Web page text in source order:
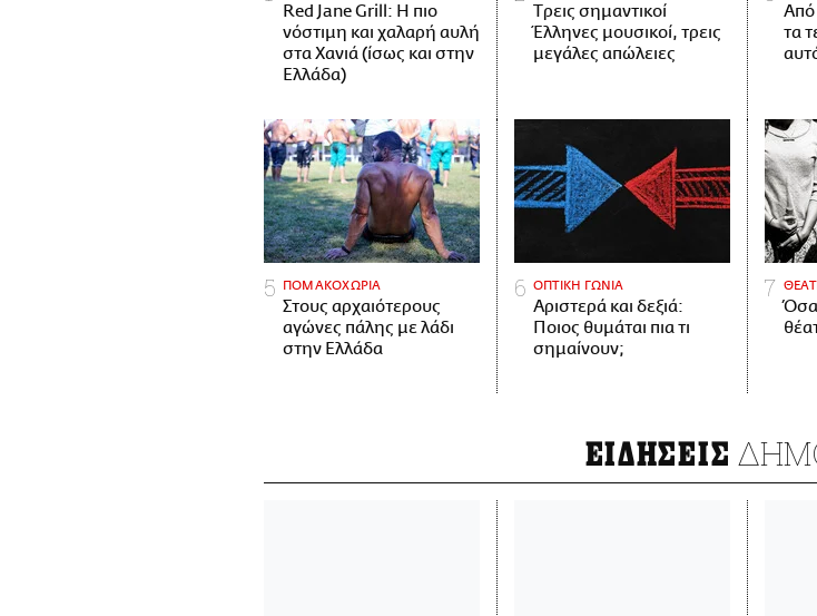
Red Jane Grill: Η πιο
νόστιμη και χαλαρή αυλή
στα Χανιά (ίσως και στην
Ελλάδα)
Tρεις σημαντικοί
Έλληνες μουσικοί, τρεις
μεγάλες απώλειες
Από
τα
ΠΟΜΑΚΟΧΩΡΙΑ
Στους αρχαιότερους
αγώνες πάλης με λάδι
στην Ελλάδα
ΟΠΤΙΚΗ ΓΩΝΙΑ
Αριστερά και δεξιά:
Ποιος θυμάται πια τι
σημαίνουν;
Όσα
ΕΙΔΗΣΕΙΣ